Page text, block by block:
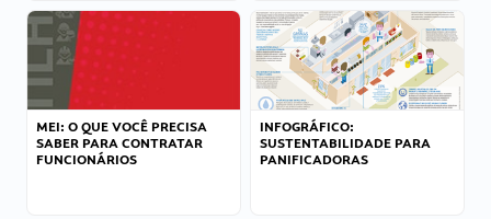
MEI: O QUE VOCÊ PRECISA
SABER PARA CONTRATAR
FUNCIONÁRIOS
INFOGRÁFICO:
SUSTENTABILIDADE PARA
PANIFICADORAS